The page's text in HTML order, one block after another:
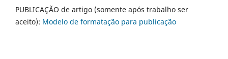
PUBLICAÇÃO de artigo (somente após trabalho ser
aceito): Modelo de formatação para publicação